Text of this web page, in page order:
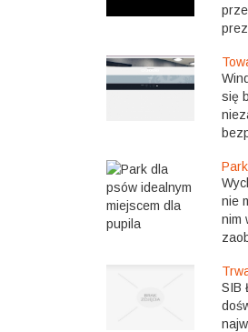
się
nie
nim
SIB